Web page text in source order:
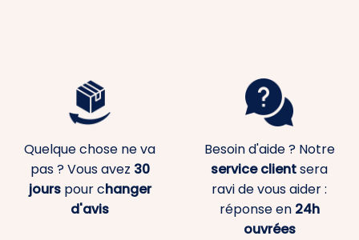
Quelque chose ne va
pas ? Vous avez 30
jourspour changer
d'avis
Besoin d'aide ? Notre
service clientsera
ravi de vous aider :
réponse en 24h
ouvrées